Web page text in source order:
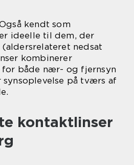
kendt som
ideelle til dem, der
nedsat
kombinerer
både nær- og fjernsyn
på tværs af
kontaktlinser